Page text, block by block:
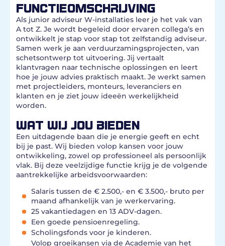
FUNCTIEOMSCHRIJVING
Als junior adviseur W-installaties leer je het vak van
A tot Z. Je wordt begeleid door ervaren collega’s en
ontwikkelt je stap voor stap tot zelfstandig adviseur.
Samen werk je aan verduurzamingsprojecten, van
schetsontwerp tot uitvoering. Jij vertaalt
klantvragen naar technische oplossingen en leert
hoe je jouw advies praktisch maakt. Je werkt samen
met projectleiders, monteurs, leveranciers en
klanten en je ziet jouw ideeën werkelijkheid
worden.
WAT WIJ JOU BIEDEN
Een uitdagende baan die je energie geeft en echt
bij je past. Wij bieden volop kansen voor jouw
ontwikkeling, zowel op professioneel als persoonlijk
vlak. Bij deze veelzijdige functie krijg je de volgende
aantrekkelijke arbeidsvoorwaarden:
Salaris tussen de € 2.500,- en € 3.500,- bruto per
maand afhankelijk van je werkervaring.
25 vakantiedagen en 13 ADV-dagen.
Een goede pensioenregeling.
Scholingsfonds voor je kinderen.
Volop groeikansen via de Academie van het